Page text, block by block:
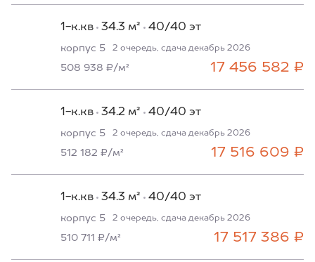
1-к.кв 34.3 м² 40/40 эт
корпус 5 2 очередь, сдача декабрь 2026
17 456 582 ₽
508 938 ₽/м²
1-к.кв 34.2 м² 40/40 эт
корпус 5 2 очередь, сдача декабрь 2026
17 516 609 ₽
512 182 ₽/м²
1-к.кв 34.3 м² 40/40 эт
корпус 5 2 очередь, сдача декабрь 2026
17 517 386 ₽
510 711 ₽/м²